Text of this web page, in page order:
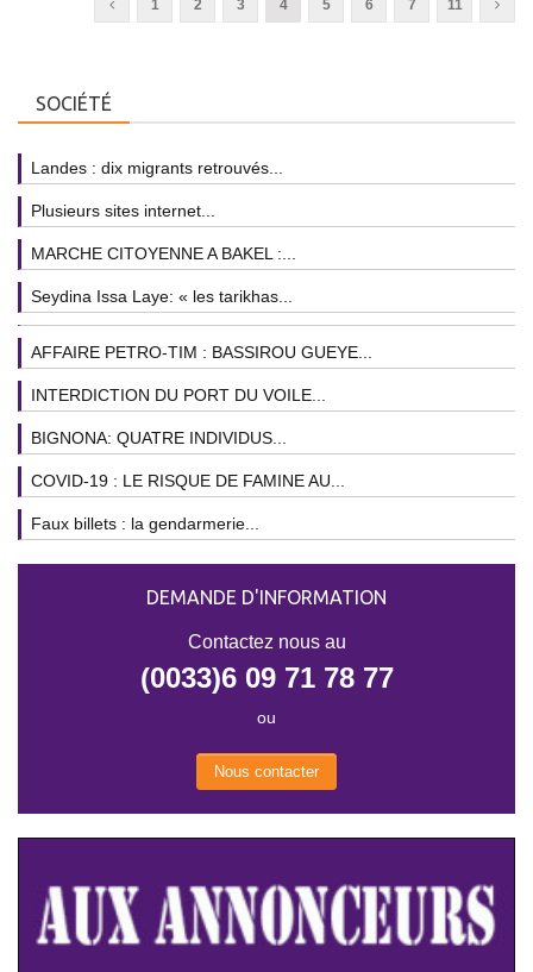
1 2 3 4 5 6 7 11
SOCIÉTÉ
Landes : dix migrants retrouvés...
Plusieurs sites internet...
MARCHE CITOYENNE A BAKEL :...
Seydina Issa Laye: « les tarikhas...
AFFAIRE PETRO-TIM : BASSIROU GUEYE...
INTERDICTION DU PORT DU VOILE...
BIGNONA: QUATRE INDIVIDUS...
COVID-19 : LE RISQUE DE FAMINE AU...
Faux billets : la gendarmerie...
DEMANDE D'INFORMATION
Contactez nous au
(0033)6 09 71 78 77
ou
Nous contacter